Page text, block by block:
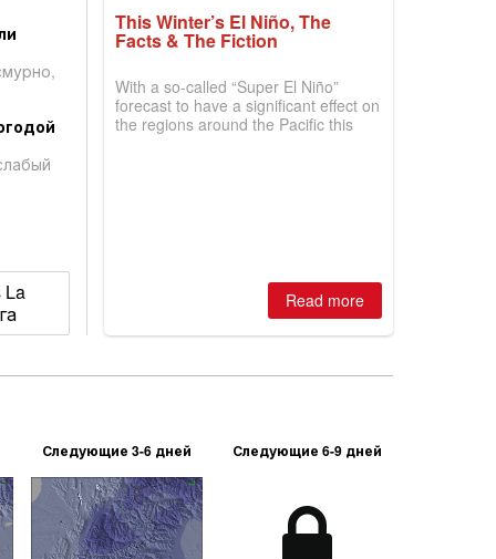
La
This Winter’s El Niño, The
Facts & The Fiction
With a so-called “Super El Niño”
forecast to have a significant effect on
the regions around the Pacific this
Read more
Следующие 3-6 дней Следующие 6-9 дней